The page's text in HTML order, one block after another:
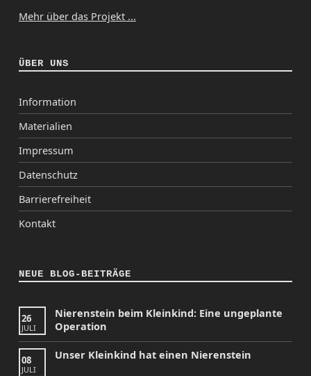
Mehr über das Projekt ...
ÜBER UNS
Information
Materialien
Impressum
Datenschutz
Barrierefreiheit
Kontakt
NEUE BLOG-BEITRÄGE
26
JULI
Nierenstein beim Kleinkind: Eine ungeplante
Operation
08
JULI
Unser Kleinkind hat einen Nierenstein